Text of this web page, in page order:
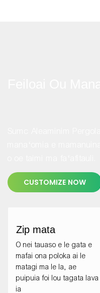
CUSTOMIZE NOW
Zip mata
O nei tauaso e le gata e
mafai ona poloka ai le
matagi ma le la, ae
puipuia foi lou tagata lava
ia